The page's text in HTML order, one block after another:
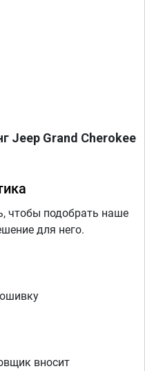
Jeep Grand Cherokee
чтобы подобрать наше
для него.
вносит